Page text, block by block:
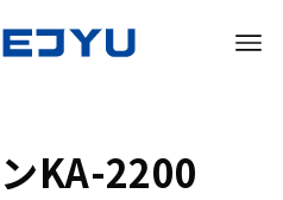
KA-2200